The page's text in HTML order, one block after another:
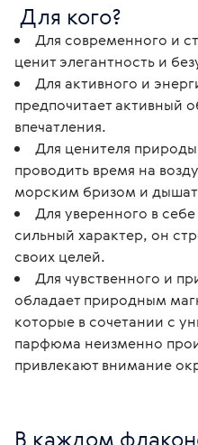
Для кого?
Для современного и
ценит элегантность и
Для активного и
предпочитает активный
впечатления.
Для ценителя
проводить время на
морским бризом и
Для уверенного в
сильный характер, он
своих целей.
Для чувственного и
обладает природным
которые в сочетании с
парфюма неизменно
привлекают внимание
В каждом